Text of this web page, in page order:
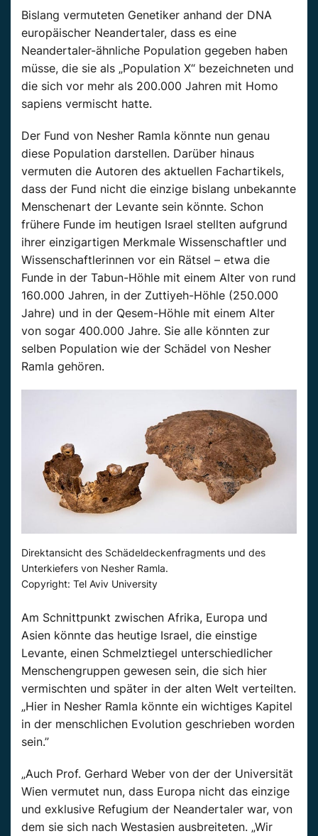
Bislang vermuteten Genetiker anhand der DNA
europäischer Neandertaler, dass es eine
Neandertaler-ähnliche Population gegeben haben
müsse, die sie als „Population X“ bezeichneten und
die sich vor mehr als 200.000 Jahren mit Homo
sapiens vermischt hatte.
Der Fund von Nesher Ramla könnte nun genau
diese Population darstellen. Darüber hinaus
vermuten die Autoren des aktuellen Fachartikels,
dass der Fund nicht die einzige bislang unbekannte
Menschenart der Levante sein könnte. Schon
frühere Funde im heutigen Israel stellten aufgrund
ihrer einzigartigen Merkmale Wissenschaftler und
Wissenschaftlerinnen vor ein Rätsel – etwa die
Funde in der Tabun-Höhle mit einem Alter von rund
160.000 Jahren, in der Zuttiyeh-Höhle (250.000
Jahre) und in der Qesem-Höhle mit einem Alter
von sogar 400.000 Jahre. Sie alle könnten zur
selben Population wie der Schädel von Nesher
Ramla gehören.
Direktansicht des Schädeldeckenfragments und des
Unterkiefers von Nesher Ramla.
Copyright: Tel Aviv University
Am Schnittpunkt zwischen Afrika, Europa und
Asien könnte das heutige Israel, die einstige
Levante, einen Schmelztiegel unterschiedlicher
Menschengruppen gewesen sein, die sich hier
vermischten und später in der alten Welt verteilten.
„Hier in Nesher Ramla könnte ein wichtiges Kapitel
in der menschlichen Evolution geschrieben worden
sein.”
„Auch Prof. Gerhard Weber von der der Universität
Wien vermutet nun, dass Europa nicht das einzige
und exklusive Refugium der Neandertaler war, von
dem sie sich nach Westasien ausbreiteten. „Wir